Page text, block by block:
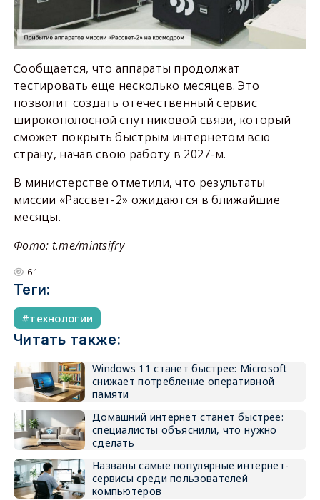
Сообщается, что аппараты продолжат
тестировать еще несколько месяцев. Это
позволит создать отечественный сервис
широкополосной спутниковой связи, который
сможет покрыть быстрым интернетом всю
страну, начав свою работу в 2027-м.
В министерстве отметили, что результаты
миссии «Рассвет-2» ожидаются в ближайшие
месяцы.
Фото: t.me/mintsifry
61
Теги:
технологии
Читать также:
Windows 11 станет быстрее: Microsoft
снижает потребление оперативной
памяти
Домашний интернет станет быстрее:
специалисты объяснили, что нужно
сделать
Названы самые популярные интернет-
сервисы среди пользователей
компьютеров